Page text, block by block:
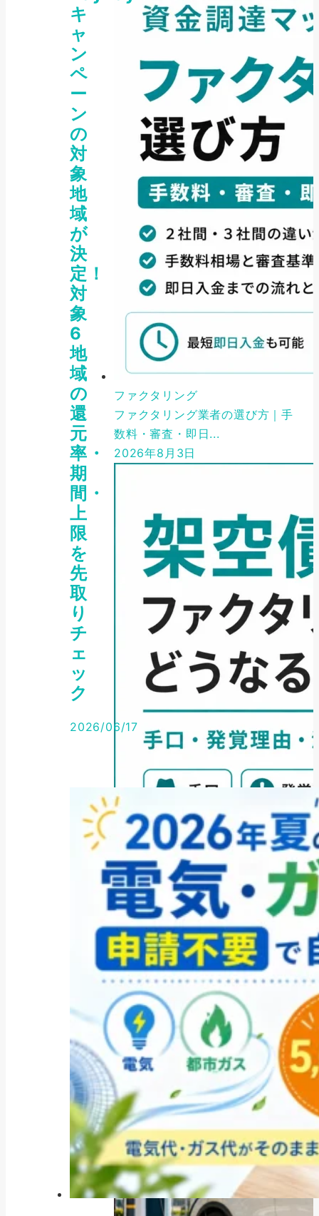
キ
ャ
ン
ペ
ー
ン
の
対
象
地
域
が
決
定！
対
象
6
地
域
の
還
元
率・
期
間・
上
限
を
先
取
り
チ
ェ
ッ
ク
2026/06/17
ファクタリング
ファクタリング業者の選び方｜手
数料・審査・即日...
2026年8月3日
ファクタリング
架空債権でファクタリングすると
どうなる？手口・...
2026年7月30日
人気の記事 POPULAR